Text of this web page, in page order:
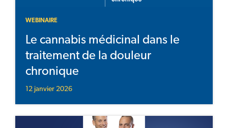
WEBINAIRE
Le cannabis médicinal dans le
traitement de la douleur
chronique
12 janvier 2026